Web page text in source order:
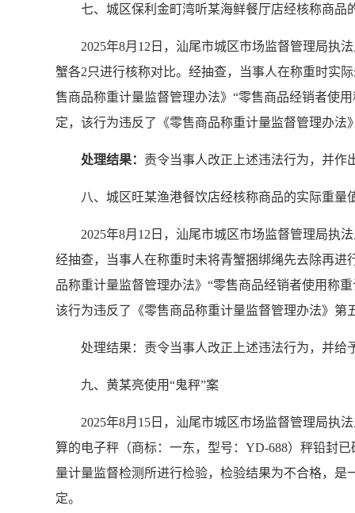
七、城区保利金町湾听某海鲜餐厅店经核称商
2025年8月12日，汕尾市城区市场监督管理局执
蟹各2只进行核称对比。经抽查，当事人在称重时实
售商品称重计量监督管理办法》“零售商品经销者使
定，该行为违反了《零售商品称重计量监督管理办
处理结果： 责令当事人改正上述违法行为，并作
八、城区旺某渔港餐饮店经核称商品的实际重
2025年8月12日，汕尾市城区市场监督管理局执
经抽查，当事人在称重时未将青蟹捆绑绳先去除再
品称重计量监督管理办法》“零售商品经销者使用称
该行为违反了《零售商品称重计量监督管理办法》
处理结果：责令当事人改正上述违法行为，并给
九、黄某亮使用“鬼秤”案
2025年8月15日，汕尾市城区市场监督管理局执
算的电子秤（商标：一东，型号：YD-688）秤铅封
量计量监督检测所进行检验，检验结果为不合格，
定。